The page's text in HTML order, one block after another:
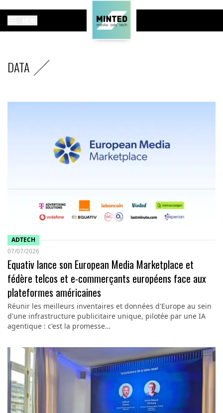
DATA
ADTECH
07/07/2026
Equativ lance son European Media Marketplace et
fédère telcos et e-commerçants européens face aux
plateformes américaines
Réunir les meilleurs inventaires et données d'Europe au sein
d'une infrastructure publicitaire unique, pilotée par une IA
agentique : c'est la promesse…